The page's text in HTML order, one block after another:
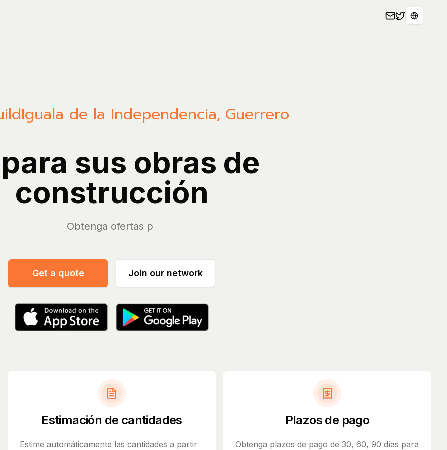
Iguala de la Independencia, Guerrero
sus obras de
construcción
Ge|
Get a quote Join our network
Estimación de cantidades
Estime automáticamente las cantidades a partir
Plazos de pago
Obtenga plazos de pago de 30, 60, 90 días para